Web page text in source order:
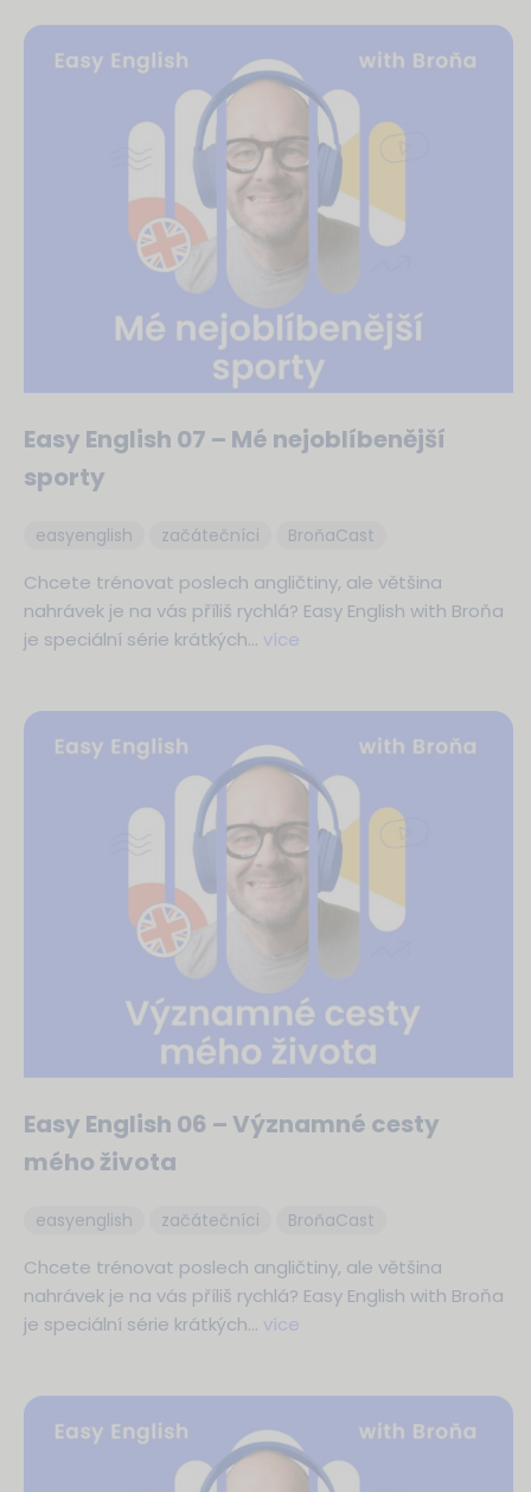
Easy English 07 – Mé nejoblíbenější
sporty
easyenglish začátečníci BroňaCast
Chcete trénovat poslech angličtiny, ale většina
nahrávek je na vás příliš rychlá? Easy English with Broňa
je speciální série krátkých… více
Easy English 06 – Významné cesty
mého života
easyenglish začátečníci BroňaCast
Chcete trénovat poslech angličtiny, ale většina
nahrávek je na vás příliš rychlá? Easy English with Broňa
je speciální série krátkých… více